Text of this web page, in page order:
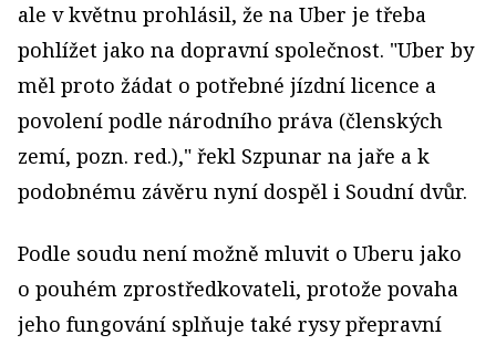
ale v květnu prohlásil, že na Uber je třeba
pohlížet jako na dopravní společnost. "Uber by
měl proto žádat o potřebné jízdní licence a
povolení podle národního práva (členských
zemí, pozn. red.)," řekl Szpunar na jaře a k
podobnému závěru nyní dospěl i Soudní dvůr.
Podle soudu není možně mluvit o Uberu jako
o pouhém zprostředkovateli, protože povaha
jeho fungování splňuje také rysy přepravní